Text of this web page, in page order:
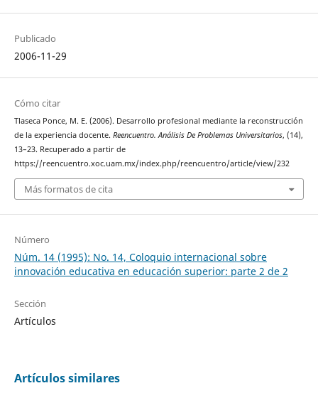
Publicado
2006-11-29
Cómo citar
Tlaseca Ponce, M. E. (2006). Desarrollo profesional mediante la reconstrucción
de la experiencia docente. Reencuentro. Análisis De Problemas Universitarios, (14),
13–23. Recuperado a partir de
https://reencuentro.xoc.uam.mx/index.php/reencuentro/article/view/232
Más formatos de cita
Número
Núm. 14 (1995): No. 14, Coloquio internacional sobre
innovación educativa en educación superior: parte 2 de 2
Sección
Artículos
Artículos similares